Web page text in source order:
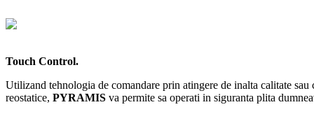
Touch Control.
Utilizand tehnologia de comandare prin atingere de inalta calitate sau
reostatice, PYRAMIS va permite sa operati in siguranta plita